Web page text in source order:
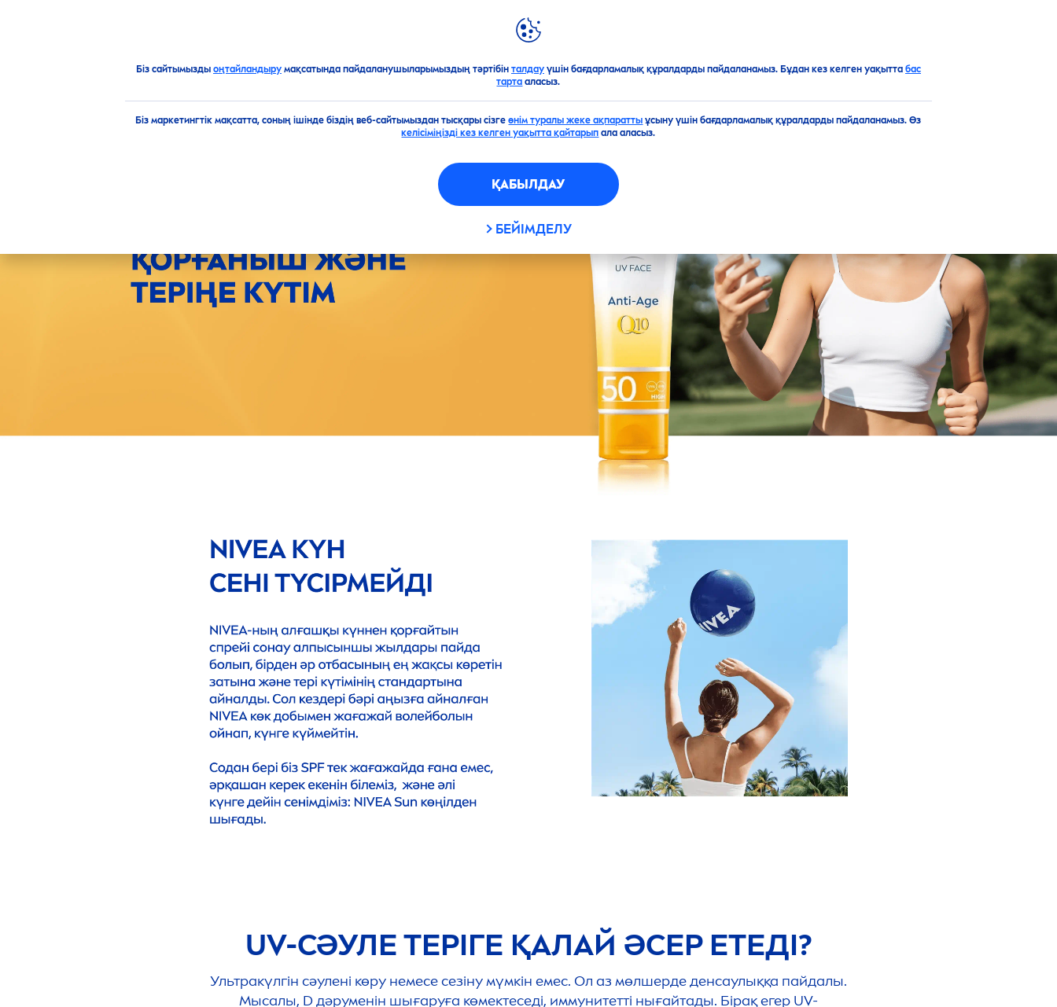
Біз сайтымызды оңтайландырумақсатында пайдаланушыларымыздың тәртібін талдауүшін бағдарламалық құралдарды пайдаланамыз. Бұдан кез келген уақытта бас
тарта аласыз.
Біз маркетингтік мақсатта, соның ішінде біздің веб-сайтымыздан тысқары сізгеөнім туралы жеке ақпаратты ұсыну үшін бағдарламалық құралдарды пайдаланамыз. Өз
келісіміңізді кез келген уақытта қайтарып ала аласыз.
ҚАБЫЛДАУ
БЕЙІМДЕЛУ
NIVEAӘЛЕМІ
NIVEASUN: күннен қорғаныш және теріңе күтім
UV-СӘУЛЕ ТЕРІГЕ ҚАЛАЙ ӘСЕР ЕТЕДІ?
Ультракүлгін сәулені көру немесе сезіну мүмкін емес. Ол аз мөлшерде денсаулыққа пайдалы.
Мысалы, D дәруменін шығаруға көмектеседі, иммунитетті нығайтады. Бірақ егер UV-